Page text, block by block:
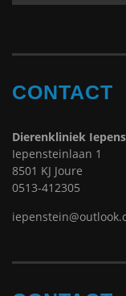
CONTACT
Dierenkliniek
Iepensteinlaan 1
8501 KJ Joure
0513-412305